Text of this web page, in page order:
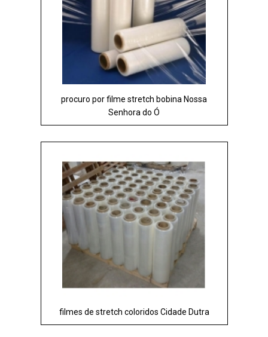
procuro por filme stretch bobina Nossa
Senhora do Ó
filmes de stretch coloridos Cidade Dutra